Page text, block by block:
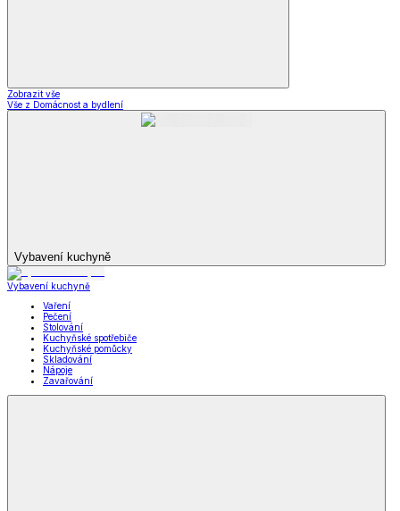
Zobrazit vše
Vše z Domácnost a bydlení
Vybavení kuchyně
Vybavení kuchyně
Vaření
Pečení
Stolování
Kuchyňské spotřebiče
Kuchyňské pomůcky
Skladování
Nápoje
Zavařování